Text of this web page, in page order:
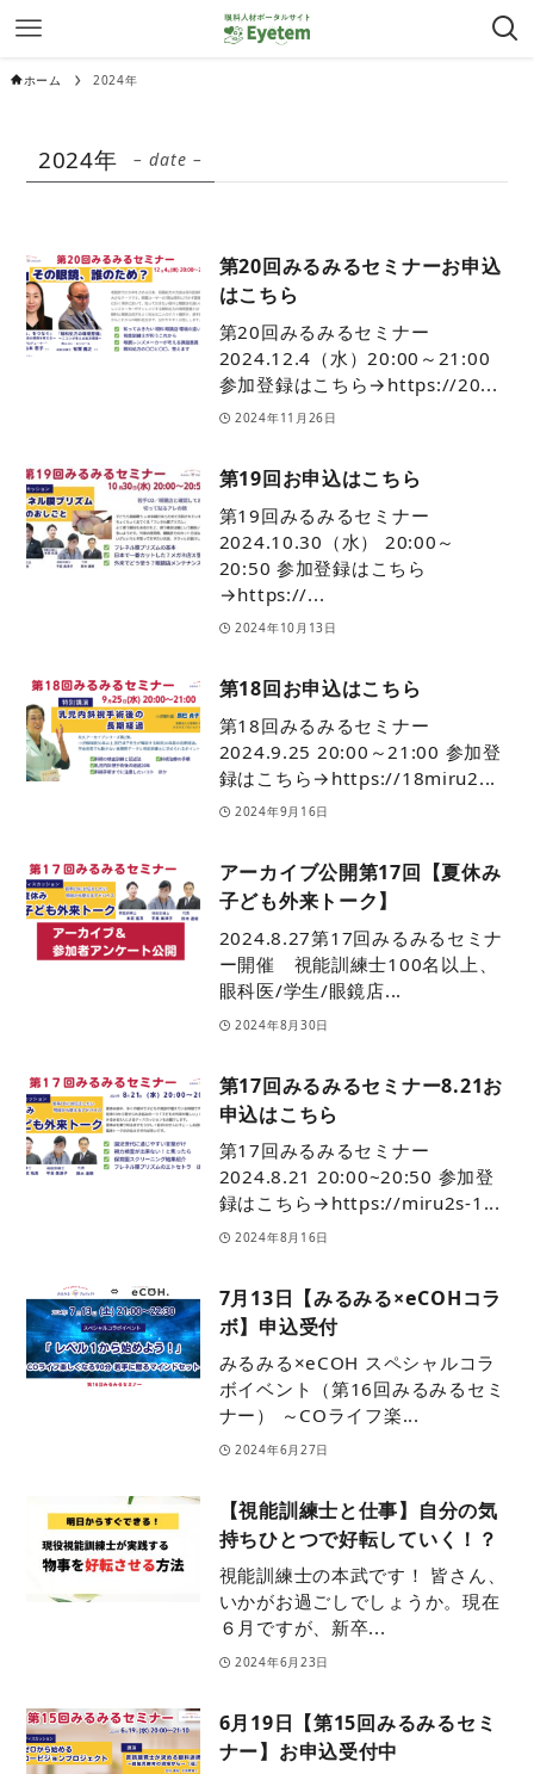
ホーム 2024年
2024年 – date –
第20回みるみるセミナーお申込
はこちら
第20回みるみるセミナー
2024.12.4（水）20:00～21:00
参加登録はこちら→https://20...
2024年11月26日
第19回お申込はこちら
第19回みるみるセミナー
2024.10.30（水） 20:00～
20:50 参加登録はこちら
→https://...
2024年10月13日
第18回お申込はこちら
第18回みるみるセミナー
2024.9.25 20:00～21:00 参加登
録はこちら→https://18miru2...
2024年9月16日
アーカイブ公開第17回【夏休み
子ども外来トーク】
2024.8.27第17回みるみるセミナ
ー開催 視能訓練士100名以上、
眼科医/学生/眼鏡店...
2024年8月30日
第17回みるみるセミナー8.21お
申込はこちら
第17回みるみるセミナー
2024.8.21 20:00~20:50 参加登
録はこちら→https://miru2s-1...
2024年8月16日
7月13日【みるみる×eCOHコラ
ボ】申込受付
みるみる×eCOH スペシャルコラ
ボイベント（第16回みるみるセミ
ナー） ～COライフ楽...
2024年6月27日
【視能訓練士と仕事】自分の気
持ちひとつで好転していく！？
視能訓練士の本武です！ 皆さん、
いかがお過ごしでしょうか。現在
６月ですが、新卒...
2024年6月23日
6月19日【第15回みるみるセミ
ナー】お申込受付中